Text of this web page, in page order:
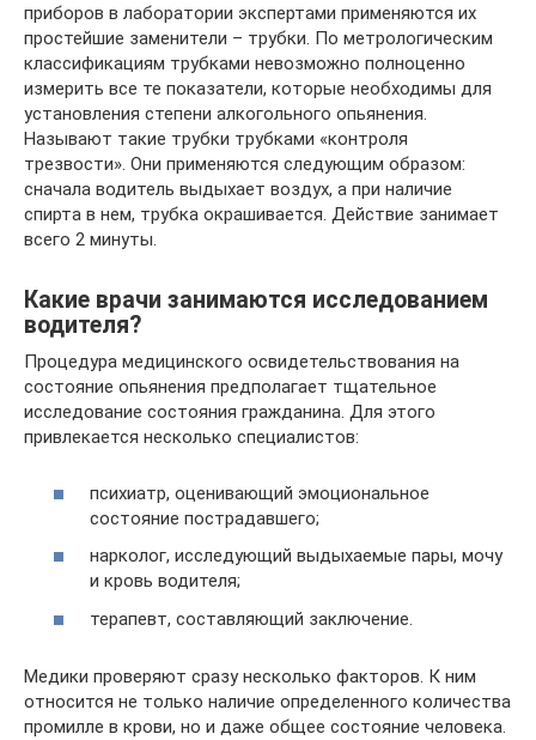
приборов в лаборатории экспертами применяются их
простейшие заменители – трубки. По метрологическим
классификациям трубками невозможно полноценно
измерить все те показатели, которые необходимы для
установления степени алкогольного опьянения.
Называют такие трубки трубками «контроля
трезвости». Они применяются следующим образом:
сначала водитель выдыхает воздух, а при наличие
спирта в нем, трубка окрашивается. Действие занимает
всего 2 минуты.
Какие врачи занимаются исследованием
водителя?
Процедура медицинского освидетельствования на
состояние опьянения предполагает тщательное
исследование состояния гражданина. Для этого
привлекается несколько специалистов:
психиатр, оценивающий эмоциональное
состояние пострадавшего;
нарколог, исследующий выдыхаемые пары, мочу
и кровь водителя;
терапевт, составляющий заключение.
Медики проверяют сразу несколько факторов. К ним
относится не только наличие определенного количества
промилле в крови, но и даже общее состояние человека.